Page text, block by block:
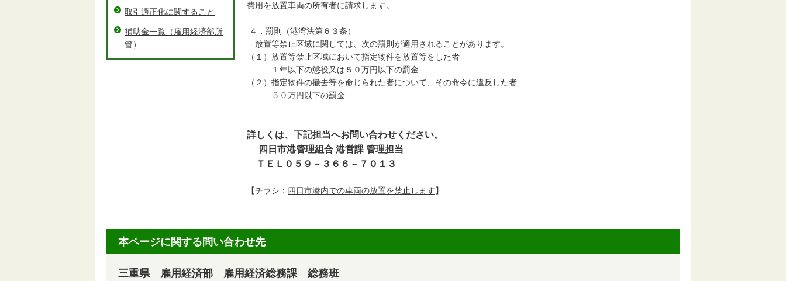
費用を放置車両の所有者に請求します。
４．罰則（港湾法第６３条）
放置等禁止区域に関しては、次の罰則が適用されることがあります。
（１）放置等禁止区域において指定物件を放置等をした者
１年以下の懲役又は５０万円以下の罰金
（２）指定物件の撤去等を命じられた者について、その命令に違反した者
５０万円以下の罰金
詳しくは、下記担当へお問い合わせください。
四日市港管理組合 港営課 管理担当
ＴＥＬ０５９－３６６－７０１３
【チラシ： 四日市港内での車両の放置を禁止します】
取引適正化に関すること
補助金一覧（雇用経済部所
管）
本ページに関する問い合わせ先
三重県 雇用経済部 雇用経済総務課 総務班